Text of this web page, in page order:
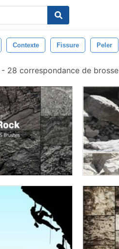
Contexte Fissure Peler
- 28 correspondance de brosse